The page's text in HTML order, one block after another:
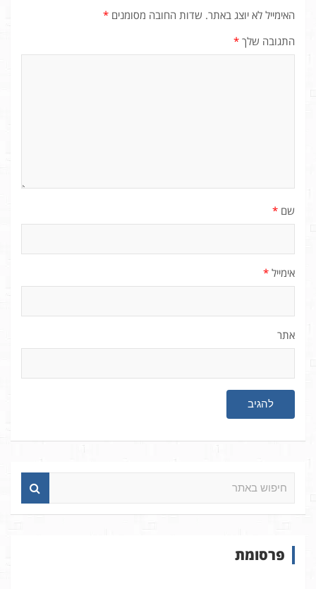
האימייל לא יוצג באתר. שדות החובה מסומנים *
התגובה שלך *
שם *
אימייל *
אתר
א
פרסומת